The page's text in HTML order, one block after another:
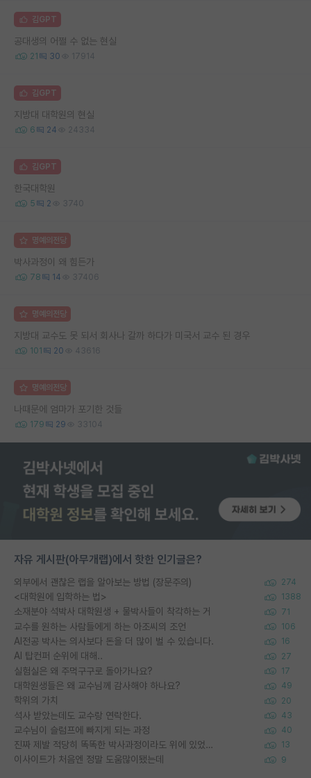
김GPT
공대생의 어쩔 수 없는 현실
21 30 17914
김GPT
지방대 대학원의 현실
6 24 24334
김GPT
한국대학원
5 2 3740
명예의전당
박사과정이 왜 힘든가
78 14 37406
명예의전당
지방대 교수도 못 되서 회사나 갈까 하다가 미국서 교수 된 경우
101 20 43616
명예의전당
나때문에 엄마가 포기한 것들
179 29 33104
자유 게시판(아무개랩)에서 핫한 인기글은?
외부에서 괜찮은 랩을 알아보는 방법 (장문주의) 274
<대학원에 입학하는 법> 1388
소재분야 석박사 대학원생 + 물박사들이 착각하는 거 71
교수를 원하는 사람들에게 하는 아조씨의 조언 106
AI전공 박사는 의사보다 돈을 더 많이 벌 수 있습니다. 16
AI 탑컨퍼 순위에 대해.. 27
실험실은 왜 주먹구구로 돌아가나요? 17
대학원생들은 왜 교수님께 감사해야 하나요? 49
학위의 가치 20
석사 받았는데도 교수랑 연락한다. 43
교수님이 슬럼프에 빠지게 되는 과정 40
진짜 제발 적당히 똑똑한 박사과정이라도 위에 있었으면.. 13
이사이트가 처음엔 정말 도움많이됐는데 9